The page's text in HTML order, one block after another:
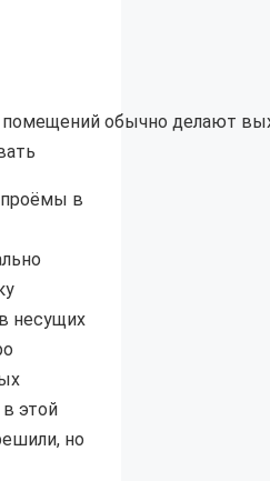
помещений обычно делают
проёмы в
несущих
этой
но